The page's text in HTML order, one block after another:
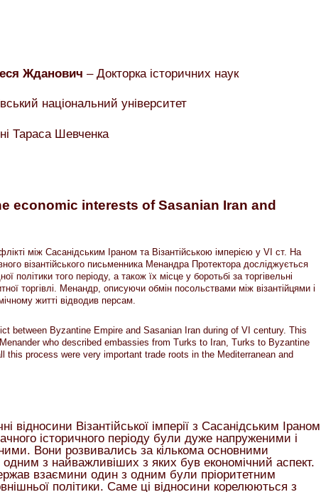
Жданович – Докторка історичних наук
національний університет
Тараса Шевченка
economic interests of Sasanian Iran and
між Сасанідським Іраном та Візантійською імперією у VI ст. На
візантійського письменника Менандра Протектора досліджується
політики того періоду, а також їх місце у боротьбі за торгівельні
торгівлі. Менандр, описуючи обмін посольствами між візантійцями і
житті відводив персам.
between Byzantine Empire and Sasanian Iran during of VI century. This
who described embassies from Turks to Iran, Turks to Byzantine
process were very important trade roots in the Mediterranean and
відносини Візантійської імперії з Сасанідським Іраном
історичного періоду були дуже напруженими і
Вони розвивались за кількома основними
з найважливіших з яких був економічний аспект.
взаємини один з одним були пріоритетним
політики. Саме ці відносини корелюються з